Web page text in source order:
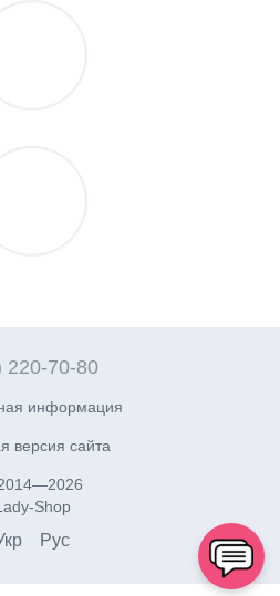
220-70-80
информация
версия сайта
Shop
Рус